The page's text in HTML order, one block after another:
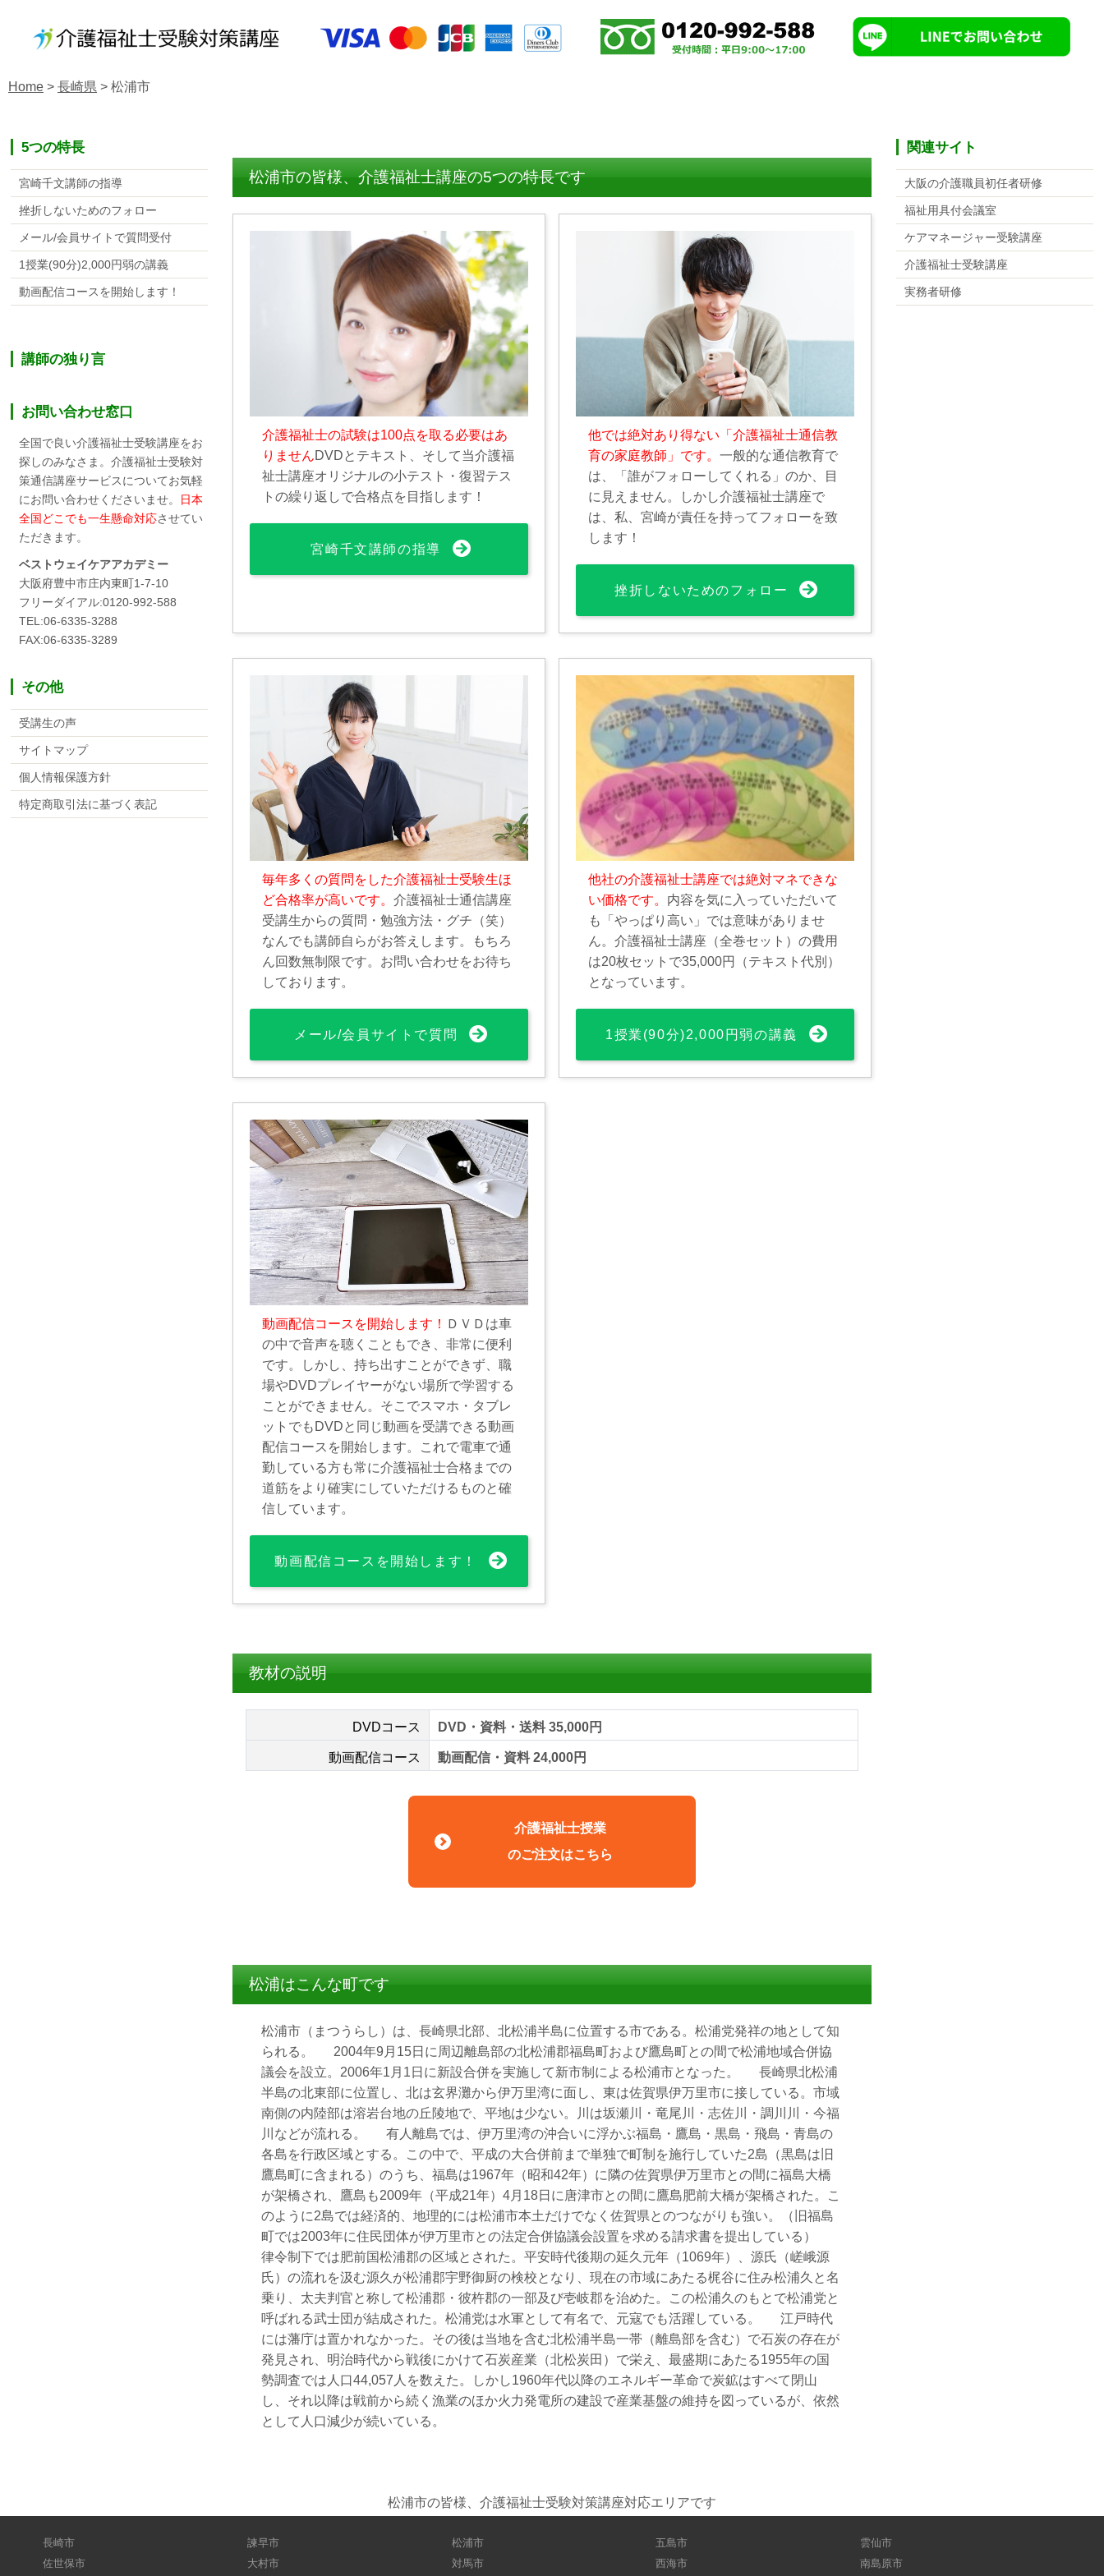
Home > 長崎県 > 松浦市
松浦市の皆様、介護福祉士講座の5つの特長です
介護福祉士の試験は100点を取る必要はあ
りませんDVDとテキスト、そして当介護福
祉士講座オリジナルの小テスト・復習テス
トの繰り返しで合格点を目指します！
宮崎千文講師の指導
他では絶対あり得ない「介護福祉士通信教
育の家庭教師」です。 一般的な通信教育で
は、「誰がフォローしてくれる」のか、目
に見えません。しかし介護福祉士講座で
は、私、宮崎が責任を持ってフォローを致
します！
挫折しないためのフォロー
毎年多くの質問をした介護福祉士受験生ほ
ど合格率が高いです。介護福祉士通信講座
受講生からの質問・勉強方法・グチ（笑）
なんでも講師自らがお答えします。もちろ
ん回数無制限です。お問い合わせをお待ち
しております。
メール/会員サイトで質問
他社の介護福祉士講座では絶対マネできな
い価格です。 内容を気に入っていただいて
も「やっぱり高い」では意味がありませ
ん。介護福祉士講座（全巻セット）の費用
は20枚セットで35,000円（テキスト代別）
となっています。
1授業(90分)2,000円弱の講義
動画配信コースを開始します！ ＤＶＤは車
の中で音声を聴くこともでき、非常に便利
です。しかし、持ち出すことができず、職
場やDVDプレイヤーがない場所で学習する
ことができません。そこでスマホ・タブレ
ットでもDVDと同じ動画を受講できる動画
配信コースを開始します。これで電車で通
勤している方も常に介護福祉士合格までの
道筋をより確実にしていただけるものと確
信しています。
動画配信コースを開始します！
教材の説明
DVDコース DVD・資料・送料 35,000円
動画配信コース 動画配信・資料 24,000円
介護福祉士授業
のご注文はこちら
松浦はこんな町です
松浦市（まつうらし）は、長崎県北部、北松浦半島に位置する市である。松浦党発祥の地として知
られる。 2004年9月15日に周辺離島部の北松浦郡福島町および鷹島町との間で松浦地域合併協
議会を設立。2006年1月1日に新設合併を実施して新市制による松浦市となった。 長崎県北松浦
半島の北東部に位置し、北は玄界灘から伊万里湾に面し、東は佐賀県伊万里市に接している。市域
南側の内陸部は溶岩台地の丘陵地で、平地は少ない。川は坂瀬川・竜尾川・志佐川・調川川・今福
川などが流れる。 有人離島では、伊万里湾の沖合いに浮かぶ福島・鷹島・黒島・飛島・青島の
各島を行政区域とする。この中で、平成の大合併前まで単独で町制を施行していた2島（黒島は旧
鷹島町に含まれる）のうち、福島は1967年（昭和42年）に隣の佐賀県伊万里市との間に福島大橋
が架橋され、鷹島も2009年（平成21年）4月18日に唐津市との間に鷹島肥前大橋が架橋された。こ
のように2島では経済的、地理的には松浦市本土だけでなく佐賀県とのつながりも強い。（旧福島
町では2003年に住民団体が伊万里市との法定合併協議会設置を求める請求書を提出している）
律令制下では肥前国松浦郡の区域とされた。平安時代後期の延久元年（1069年）、源氏（嵯峨源
氏）の流れを汲む源久が松浦郡宇野御厨の検校となり、現在の市域にあたる梶谷に住み松浦久と名
乗り、太夫判官と称して松浦郡・彼杵郡の一部及び壱岐郡を治めた。この松浦久のもとで松浦党と
呼ばれる武士団が結成された。松浦党は水軍として有名で、元寇でも活躍している。 江戸時代
には藩庁は置かれなかった。その後は当地を含む北松浦半島一帯（離島部を含む）で石炭の存在が
発見され、明治時代から戦後にかけて石炭産業（北松炭田）で栄え、最盛期にあたる1955年の国
勢調査では人口44,057人を数えた。しかし1960年代以降のエネルギー革命で炭鉱はすべて閉山
し、それ以降は戦前から続く漁業のほか火力発電所の建設で産業基盤の維持を図っているが、依然
として人口減少が続いている。
5つの特長
宮崎千文講師の指導
挫折しないためのフォロー
メール/会員サイトで質問受付
1授業(90分)2,000円弱の講義
動画配信コースを開始します！
講師の独り言
お問い合わせ窓口
全国で良い介護福祉士受験講座をお
探しのみなさま。介護福祉士受験対
策通信講座サービスについてお気軽
にお問い合わせくださいませ。 日本
全国どこでも一生懸命対応させてい
ただきます。
ベストウェイケアアカデミー
大阪府豊中市庄内東町1-7-10
フリーダイアル:0120-992-588
TEL:06-6335-3288
FAX:06-6335-3289
その他
受講生の声
サイトマップ
個人情報保護方針
特定商取引法に基づく表記
関連サイト
大阪の介護職員初任者研修
福祉用具付会議室
ケアマネージャー受験講座
介護福祉士受験講座
実務者研修
松浦市の皆様、介護福祉士受験対策講座対応エリアです
長崎市
佐世保市
諫早市
大村市
松浦市
対馬市
五島市
西海市
雲仙市
南島原市